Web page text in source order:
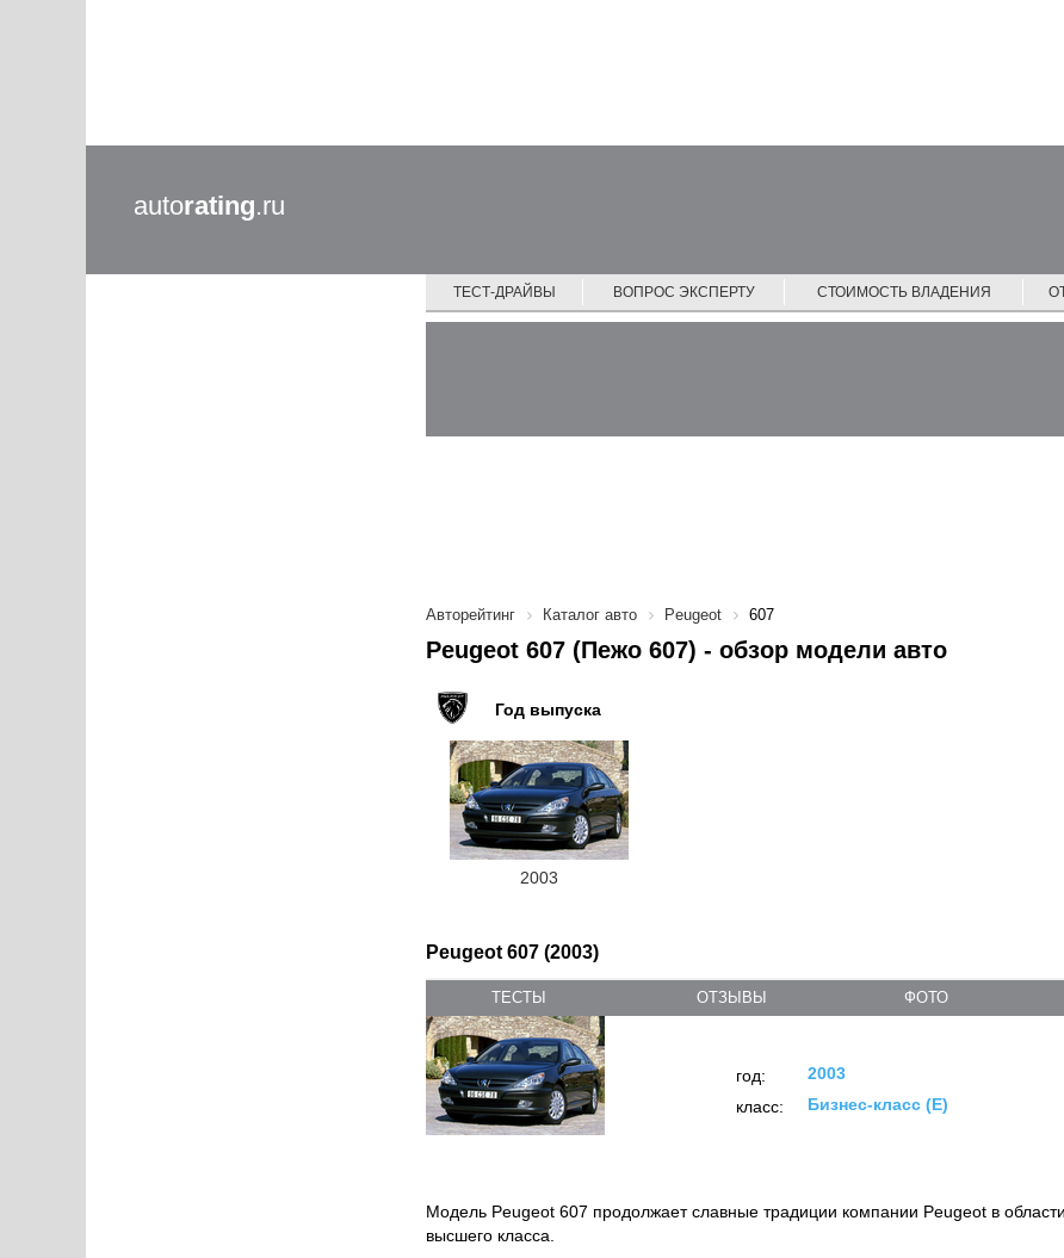
autorating.ru
ТЕСТ-ДРАЙВЫ ВОПРОС ЭКСПЕРТУ СТОИМОСТЬ ВЛАДЕНИЯ
Авторейтинг Каталог авто Peugeot 607
Peugeot 607 (Пежо 607) - обзор модели авто
Год выпуска
2003
Peugeot 607 (2003)
ТЕСТЫ ОТЗЫВЫ ФОТО
год:
2003
класс:
Бизнес-класс (E)
Модель Peugeot 607 продолжает славные традиции компании Peugeot в
высшего класса.